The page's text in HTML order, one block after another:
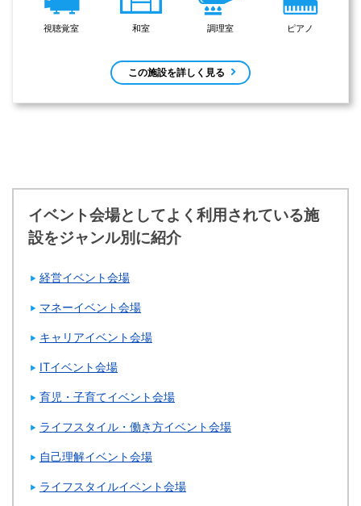
視聴覚室 和室 調理室 ピアノ
この施設を詳しく見る
イベント会場としてよく利用されている施
設をジャンル別に紹介
経営イベント会場
マネーイベント会場
キャリアイベント会場
ITイベント会場
育児・子育てイベント会場
ライフスタイル・働き方イベント会場
自己理解イベント会場
ライフスタイルイベント会場